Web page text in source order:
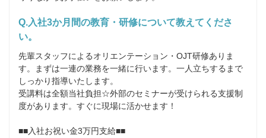
Q.入社3か月間の教育・研修について教えてくださ
い。
先輩スタッフによるオリエンテーション・OJT研修ありま
す。まずは一連の業務を一緒に行います。一人立ちするまで
しっかり指導いたします。
受講料は全額当社負担☆外部のセミナーが受けられる支援制
度があります。すぐに現場に活かせます！
■■入社お祝い金3万円支給■■